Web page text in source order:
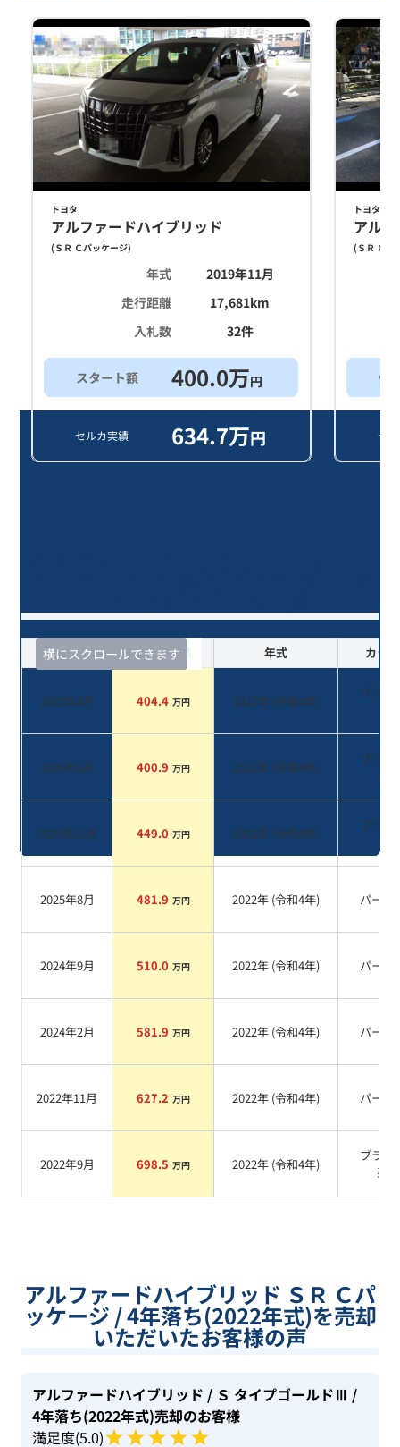
トヨタ
アルファードハイブリッド
( ＳＲ Ｃパッケージ)
年式
2019年11月
走行距離
17,681km
入札数
32件
スタート額 400.0万円
セルカ実績 634.7万円
トヨタ
アル
( ＳＲ Ｃパ
他
セ
横にスクロールできます
査定時期 セルカ実績 年式 カラー
2026年4月 404.4 万円 2022年 (令和4年)
ブラッ
系
2026年3月 400.9 万円 2022年 (令和4年)
ブラッ
系
2025年12月 449.0 万円 2022年 (令和4年)
ブラッ
系
2025年8月 481.9 万円 2022年 (令和4年) パール
2024年9月 510.0 万円 2022年 (令和4年) パール
2024年2月 581.9 万円 2022年 (令和4年) パール
2022年11月 627.2 万円 2022年 (令和4年) パール
2022年9月 698.5 万円 2022年 (令和4年)
ブラッ
系
アルファードハイブリッド ＳＲ Ｃパ
ッケージ / 4年落ち(2022年式)を売却
いただいたお客様の声
アルファードハイブリッド / Ｓ タイプゴールドⅢ /
4年落ち(2022年式)売却のお客様
満足度(5.0)